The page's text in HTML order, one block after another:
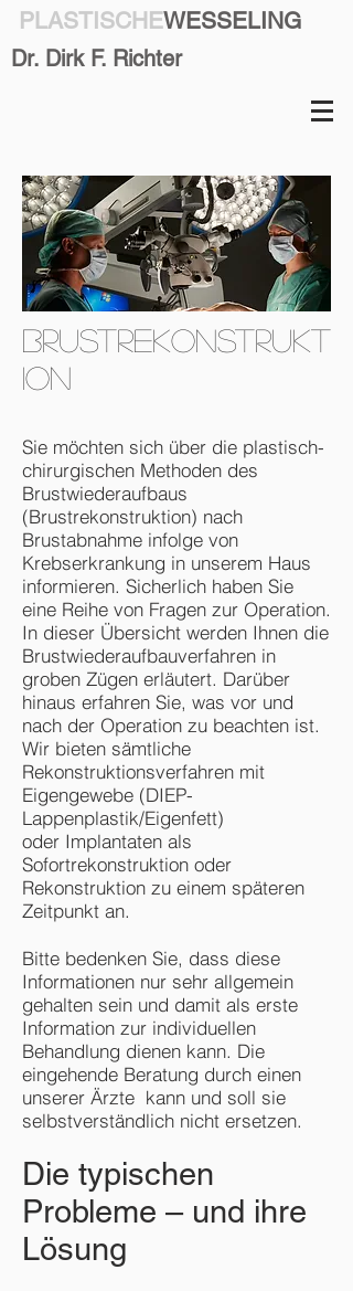
PLASTISCHEWESSELING
Dr. Dirk F. Richter
Brustrekonstrukt
ion
Sie möchten sich über die plastisch-
chirurgischen Methoden des
Brustwiederaufbaus
(Brustrekonstruktion) nach
Brustabnahme infolge von
Krebserkrankung in unserem Haus
informieren. Sicherlich haben Sie
eine Reihe von Fragen zur Operation.
In dieser Übersicht werden Ihnen die
Brustwiederaufbauverfahren in
groben Zügen erläutert. Darüber
hinaus erfahren Sie, was vor und
nach der Operation zu beachten ist.
Wir bieten sämtliche
Rekonstruktionsverfahren mit
Eigengewebe (DIEP-
Lappenplastik/Eigenfett)
oder Implantaten als
Sofortrekonstruktion oder
Rekonstruktion zu einem späteren
Zeitpunkt an.
Bitte bedenken Sie, dass diese
Informationen nur sehr allgemein
gehalten sein und damit als erste
Information zur individuellen
Behandlung dienen kann. Die
eingehende Beratung durch einen
unserer Ärzte kann und soll sie
selbstverständlich nicht ersetzen.
Die typischen
Probleme – und ihre
Lösung